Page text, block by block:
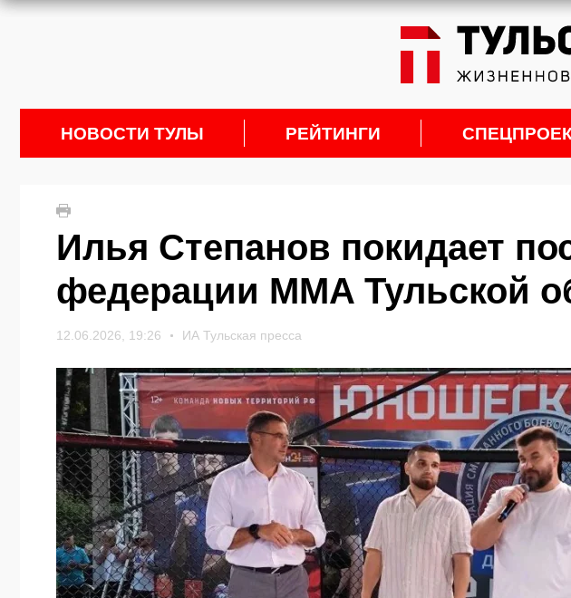
НОВОСТИ ТУЛЫ РЕЙТИНГИ
Илья Степанов покидает
федерации MMA Тульской
12.06.2026, 19:26 ИА Тульская пресса